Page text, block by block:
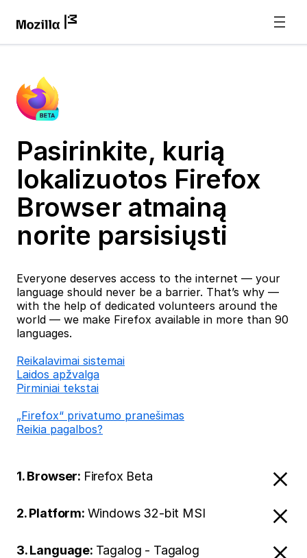
Pasirinkite, kurią
lokalizuotos Firefox
Browser atmainą
norite parsisiųsti
Everyone deserves access to the internet — your
language should never be a barrier. That’s why —
with the help of dedicated volunteers around the
world — we make Firefox available in more than 90
languages.
Reikalavimai sistemai
Laidos apžvalga
Pirminiai tekstai
„Firefox“ privatumo pranešimas
Reikia pagalbos?
1. Browser: Firefox Beta
2. Platform: Windows 32-bit MSI
3. Language: Tagalog - Tagalog